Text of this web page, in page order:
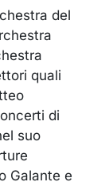
del
quali
di
suo
Galante e